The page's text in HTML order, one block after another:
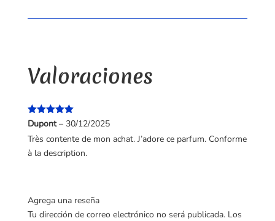
Valoraciones
Valorado
con
Dupont– 30/12/2025
Très contente de mon achat. J’adore ce parfum. Conforme
à la description.
Agrega una reseña
Tu dirección de correo electrónico no será publicada. Los